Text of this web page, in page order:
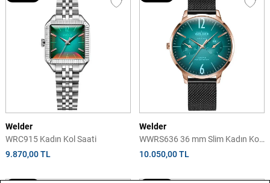
Welder
WRC915 Kadın Kol Saati
9.870,00 TL
Welder
WWRS636 36 mm Slim Kadın Kol
Saati
10.050,00 TL